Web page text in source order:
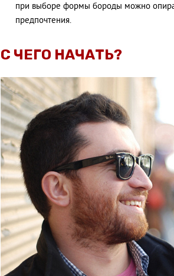
при выборе формы бороды можно
предпочтения.
С ЧЕГО НАЧАТЬ?